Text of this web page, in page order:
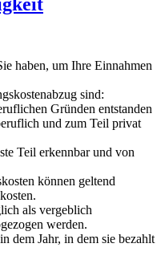
haben, um Ihre Einnahmen
sind:
Gründen entstanden
und zum Teil privat
Teil erkennbar und von
können geltend
als vergeblich
werden.
dem Jahr, in dem sie bezahlt